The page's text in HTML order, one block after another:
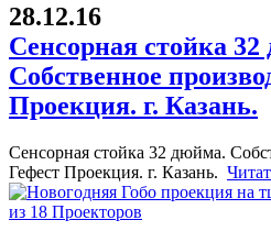
28.12.16
Сенсорная стойка
Собственное
Проекция. г. Казань.
Сенсорная стойка 32 дюйма.
Гефест Проекция. г. Казань.